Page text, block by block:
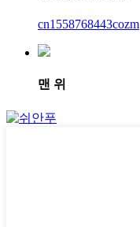
cn1558768443cozm
맨 위